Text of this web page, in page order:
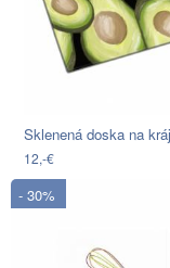
12,-€
- 30%